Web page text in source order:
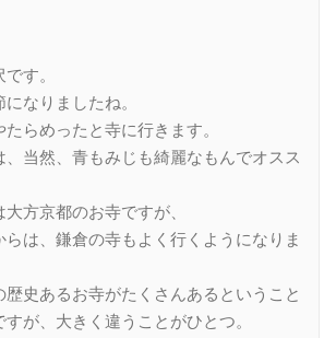
す。
なりましたね。
らめったと寺に行きます。
当然、青もみじも綺麗なもんでオスス
方京都のお寺ですが、
らは、鎌倉の寺もよく行くようになりま
歴史あるお寺がたくさんあるということ
が、大きく違うことがひとつ。